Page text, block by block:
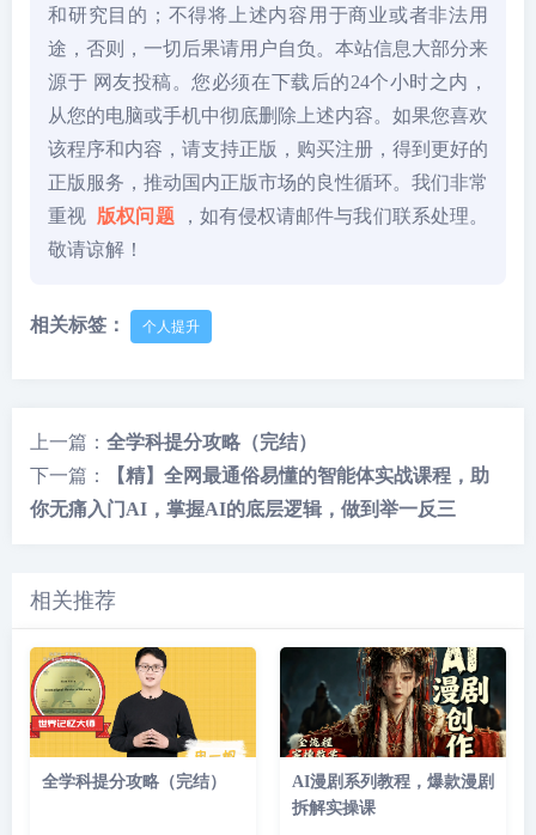
和研究目的；不得将上述内容用于商业或者非法用
途，否则，一切后果请用户自负。本站信息大部分来
源于 网友投稿。您必须在下载后的24个小时之内，
从您的电脑或手机中彻底删除上述内容。如果您喜欢
该程序和内容，请支持正版，购买注册，得到更好的
正版服务，推动国内正版市场的良性循环。我们非常
重视 版权问题
，如有侵权请邮件与我们联系处理。
敬请谅解！
相关标签： 个人提升
上一篇： 全学科提分攻略（完结）
下一篇：
【精】全网最通俗易懂的智能体实战课程，助
你无痛入门AI，掌握AI的底层逻辑，做到举一反三
相关推荐
全学科提分攻略（完结）
AI漫剧系列教程，爆款漫剧
拆解实操课